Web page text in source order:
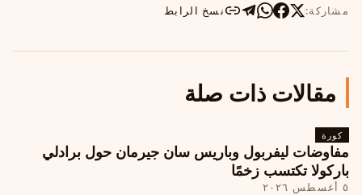
مشاركة: نسخ الرابط
مقالات ذات صلة
كورة
مفاوضات ليفربول وباريس سان جيرمان حول برادلي
باركولا تكتسب زخمًا
٥ أغسطس ٢٠٢٦